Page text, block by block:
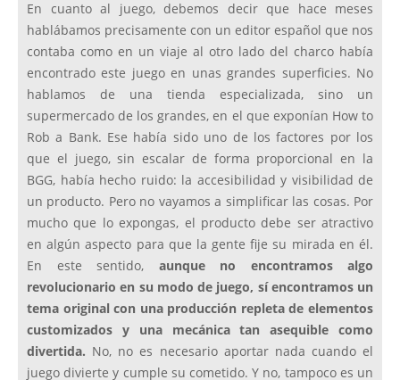
En cuanto al juego, debemos decir que hace meses
hablábamos precisamente con un editor español que nos
contaba como en un viaje al otro lado del charco había
encontrado este juego en unas grandes superficies. No
hablamos de una tienda especializada, sino un
supermercado de los grandes, en el que exponían How to
Rob a Bank. Ese había sido uno de los factores por los
que el juego, sin escalar de forma proporcional en la
BGG, había hecho ruido: la accesibilidad y visibilidad de
un producto. Pero no vayamos a simplificar las cosas. Por
mucho que lo expongas, el producto debe ser atractivo
en algún aspecto para que la gente fije su mirada en él.
En este sentido, aunque no encontramos algo
revolucionario en su modo de juego, sí encontramos un
tema original con una producción repleta de elementos
customizados y una mecánica tan asequible como
divertida. No, no es necesario aportar nada cuando el
juego divierte y cumple su cometido. Y no, tampoco es un